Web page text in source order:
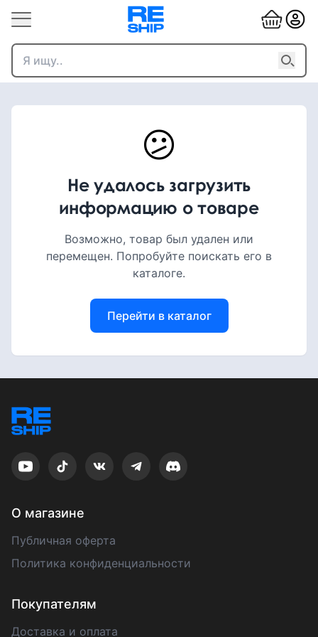
😕
Не удалось загрузить
информацию о товаре
Возможно, товар был удален или
перемещен. Попробуйте поискать его в
каталоге.
Перейти в каталог
О магазине
Публичная оферта
Политика конфиденциальности
Покупателям
Доставка и оплата